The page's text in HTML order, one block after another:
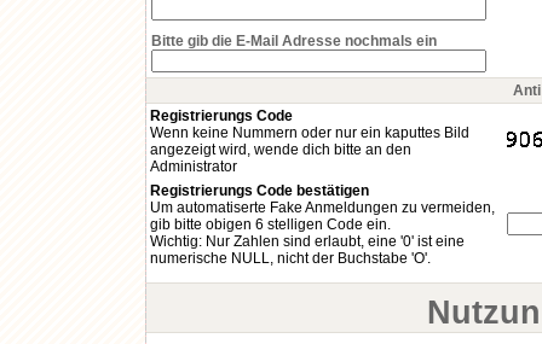
Bitte gib die E-Mail Adresse nochmals ein
Registrierungs Code
Wenn keine Nummern oder nur ein kaputtes Bild
angezeigt wird, wende dich bitte an den
Administrator
Registrierungs Code bestätigen
Um automatiserte Fake Anmeldungen zu vermeiden,
gib bitte obigen 6 stelligen Code ein.
Wichtig: Nur Zahlen sind erlaubt, eine '0' ist eine
numerische NULL, nicht der Buchstabe 'O'.